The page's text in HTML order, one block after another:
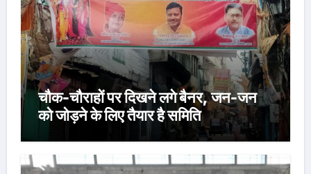
चौक-चौराहों पर दिखने लगे बैनर, जन-जन
को जोड़ने के लिए तैयार है समिति